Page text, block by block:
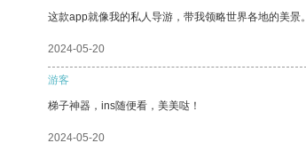
这款app就像我的私人导游，带我领略世界各地的美景。
2024-05-20
游客
梯子神器，ins随便看，美美哒！
2024-05-20